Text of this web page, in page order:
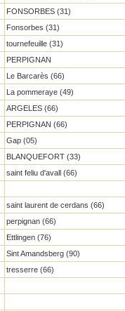
FONSORBES (31)
Fonsorbes (31)
tournefeuille (31)
PERPIGNAN
Le Barcarès (66)
La pommeraye (49)
ARGELES (66)
PERPIGNAN (66)
Gap (05)
BLANQUEFORT (33)
saint feliu d'avall (66)
saint laurent de cerdans (66)
perpignan (66)
Ettlingen (76)
Sint Amandsberg (90)
tresserre (66)